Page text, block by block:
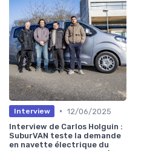
Interview • 12/06/2025
Interview de Carlos Holguin :
SuburVAN teste la demande
en navette électrique du